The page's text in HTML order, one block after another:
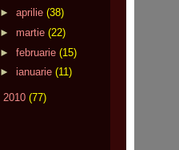
► aprilie (38)
► martie (22)
► februarie (15)
► ianuarie (11)
2010 (77)